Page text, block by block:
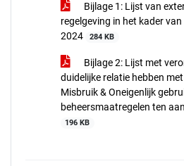
Bijlage 1: Lijst van
regelgeving in het kader
2024
284 KB
Bijlage 2: Lijst met
duidelijke relatie hebben
Misbruik & Oneigenlijk
beheersmaatregelen ten
196 KB